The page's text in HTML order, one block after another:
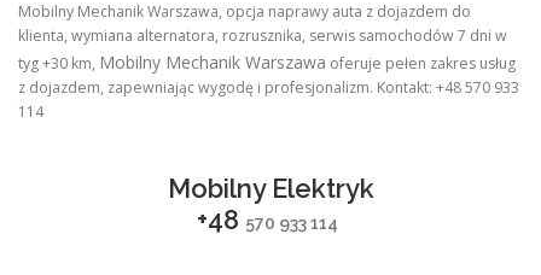
Mobilny Mechanik Warszawa, opcja naprawy auta z dojazdem do
klienta, wymiana alternatora, rozrusznika, serwis samochodów 7 dni w
tyg +30 km, Mobilny Mechanik Warszawa oferuje pełen zakres usług
z dojazdem, zapewniając wygodę i profesjonalizm. Kontakt: +48 570 933
114
Mobilny Elektryk
+48 570 933 114